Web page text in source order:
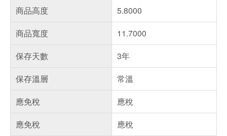
商品高度
5.8000
商品寬度
11.7000
保存天數
3年
保存溫層
常溫
應免稅
應稅
應免稅
應稅